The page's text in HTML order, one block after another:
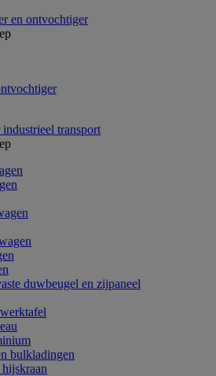
en ontvochtiger
transport
duwbeugel en zijpaneel
bulkladingen